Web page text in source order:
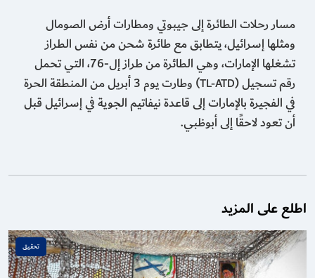
مسار رحلات الطائرة إلى جيبوتي ومطارات أرض الصومال
ومثلها إسرائيل، يتطابق مع طائرة شحن من نفس الطراز
تشغلها الإمارات، وهي الطائرة من طراز إل-76، التي تحمل
رقم تسجيل (TL-ATD
) وطارت يوم 3 أبريل من المنطقة الحرة
في الفجيرة بالإمارات إلى قاعدة نيفاتيم الجوية في إسرائيل قبل
أن تعود لاحقًا إلى أبوظبي.
اطلع على المزيد
تحقـيق